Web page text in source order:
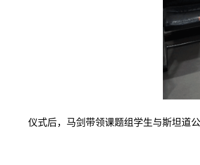
仪式后，马剑带领课题组学生与斯坦道